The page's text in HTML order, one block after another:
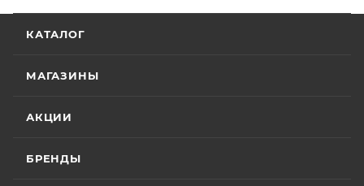
КАТАЛОГ
МАГАЗИНЫ
АКЦИИ
БРЕНДЫ